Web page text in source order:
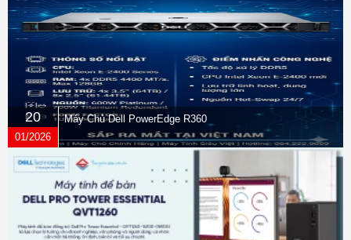
20
01/2026
Máy Chủ Dell PowerEdge R360